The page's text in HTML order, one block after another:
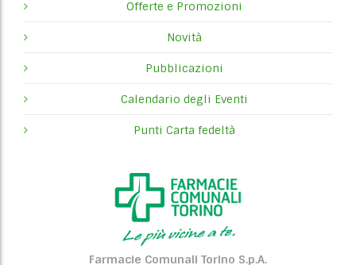
Offerte e Promozioni
Novità
Pubblicazioni
Calendario degli Eventi
Punti Carta fedeltà
Farmacie Comunali Torino S.p.A.